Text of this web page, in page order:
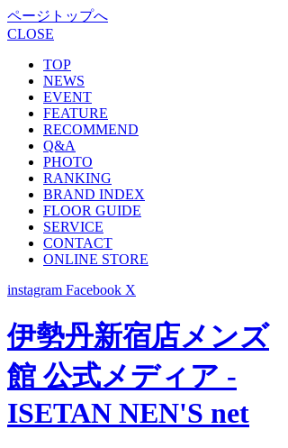
ページトップへ
CLOSE
TOP
NEWS
EVENT
FEATURE
RECOMMEND
Q&A
PHOTO
RANKING
BRAND INDEX
FLOOR GUIDE
SERVICE
CONTACT
ONLINE STORE
instagram Facebook X
伊勢丹新宿店メンズ
館 公式メディア -
ISETAN NEN'S net